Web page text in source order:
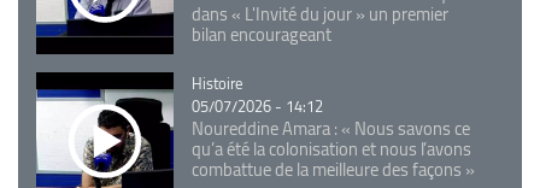
dans « L'Invité du jour » un premier
bilan encourageant
Catégorie
Histoire
05/07/2026 - 14:12
Noureddine Amara : « Nous savons ce
qu’a été la colonisation et nous l’avons
combattue de la meilleure des façons »